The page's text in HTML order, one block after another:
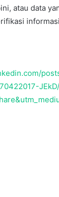
atau data
10 June